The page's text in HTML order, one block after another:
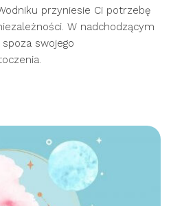
przyniesie Ci potrzebę
W nadchodzącym
swojego